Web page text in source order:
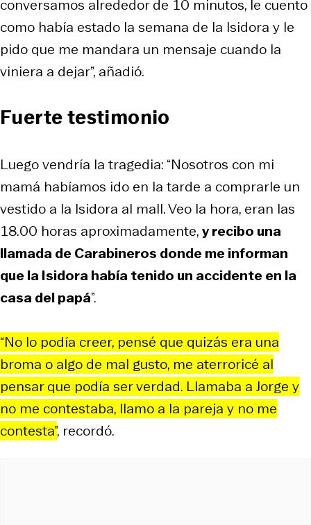
conversamos alrededor de 10 minutos, le cuento
como había estado la semana de la Isidora y le
pido que me mandara un mensaje cuando la
viniera a dejar”, añadió.
Fuerte testimonio
Luego vendría la tragedia: “Nosotros con mi
mamá habíamos ido en la tarde a comprarle un
vestido a la Isidora al mall. Veo la hora, eran las
18.00 horas aproximadamente,y recibo una
llamada de Carabineros donde me informan
que la Isidora había tenido un accidente en la
casa del papá”.
“No lo podía creer, pensé que quizás era una
broma o algo de mal gusto, me aterroricé al
pensar que podía ser verdad. Llamaba a Jorge y
no me contestaba, llamo a la pareja y no me
contesta”, recordó.